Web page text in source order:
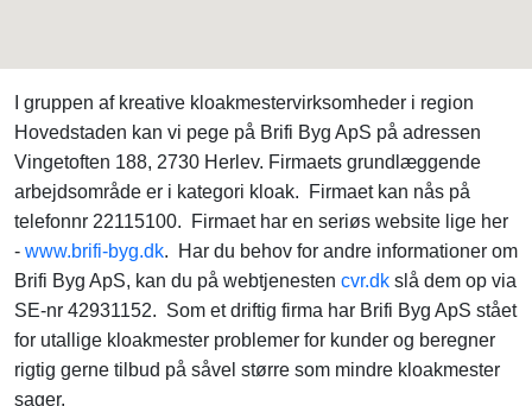
I gruppen af kreative kloakmestervirksomheder i region
Hovedstaden kan vi pege på Brifi Byg ApS på adressen
Vingetoften 188, 2730 Herlev. Firmaets grundlæggende
arbejdsområde er i kategori kloak. Firmaet kan nås på
telefonnr 22115100. Firmaet har en seriøs website lige her
- www.brifi-byg.dk. Har du behov for andre informationer om
Brifi Byg ApS, kan du på webtjenesten cvr.dk slå dem op via
SE-nr 42931152. Som et driftig firma har Brifi Byg ApS stået
for utallige kloakmester problemer for kunder og beregner
rigtig gerne tilbud på såvel større som mindre kloakmester
sager.